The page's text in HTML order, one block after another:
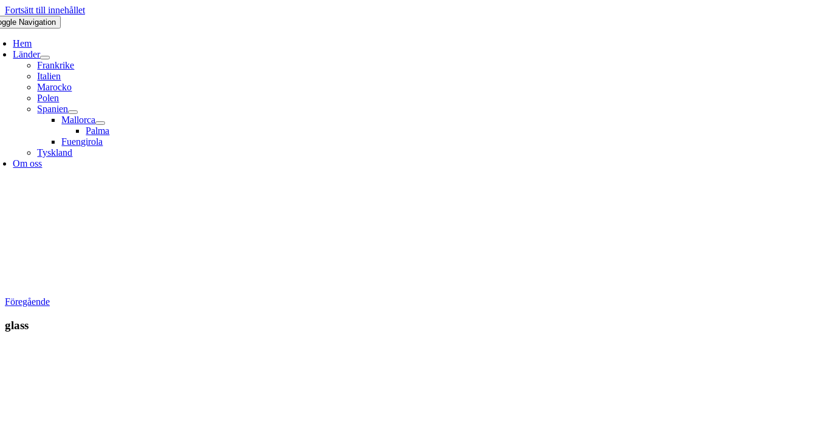
Fortsätt till innehållet
Navigation
Hem
Länder
Frankrike
Italien
Marocko
Polen
Spanien
Mallorca
Palma
Fuengirola
Tyskland
Om oss
Föregående
glass